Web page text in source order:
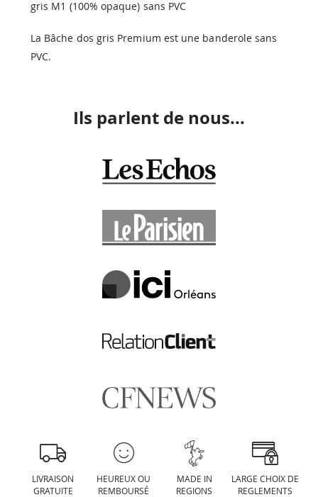
gris M1 (100% opaque) sans PVC
La Bâche dos gris Premium est une banderole sans
PVC.
Ils parlent de nous...
LIVRAISON
GRATUITE
HEUREUX OU
REMBOURSÉ
MADE IN
REGIONS
LARGE CHOIX DE
REGLEMENTS